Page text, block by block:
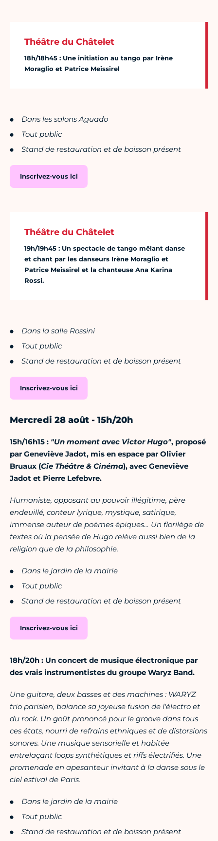
Théâtre du Châtelet
18h/18h45 : Une initiation au tango par Irène
Moraglio et Patrice Meissirel
Dans les salons Aguado
Tout public
Stand de restauration et de boisson présent
Inscrivez-vous ici
Théâtre du Châtelet
19h/19h45 : Un spectacle de tango mêlant danse
et chant par les danseurs Irène Moraglio et
Patrice Meissirel et la chanteuse Ana Karina
Rossi.
Dans la salle Rossini
Tout public
Stand de restauration et de boisson présent
Inscrivez-vous ici
Mercredi 28 août - 15h/20h
15h/16h15 : "Un moment avec Victor Hugo", proposé
par Geneviève Jadot, mis en espace par Olivier
Bruaux (Cie Théâtre & Cinéma), avec Geneviève
Jadot et Pierre Lefebvre.
Humaniste, opposant au pouvoir illégitime, père
endeuillé, conteur lyrique, mystique, satirique,
immense auteur de poèmes épiques… Un florilège de
textes où la pensée de Hugo relève aussi bien de la
religion que de la philosophie.
Dans le jardin de la mairie
Tout public
Stand de restauration et de boisson présent
Inscrivez-vous ici
18h/20h : Un concert de musique électronique par
des vrais instrumentistes du groupe Waryz Band.
Une guitare, deux basses et des machines : WARYZ
trio parisien, balance sa joyeuse fusion de l'électro et
du rock. Un goût prononcé pour le groove dans tous
ces états, nourri de refrains ethniques et de distorsions
sonores. Une musique sensorielle et habitée
entrelaçant loops synthétiques et riffs électrifiés. Une
promenade en apesanteur invitant à la danse sous le
ciel estival de Paris.
Dans le jardin de la mairie
Tout public
Stand de restauration et de boisson présent